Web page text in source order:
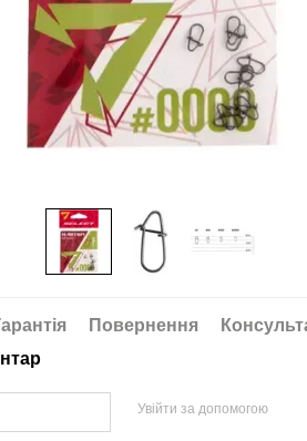
Повернення
Увійти за допомогою